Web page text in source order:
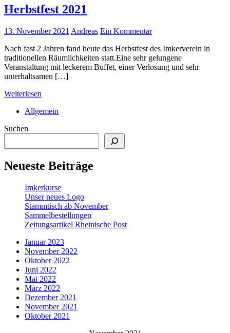
Herbstfest 2021
13. November 2021 Andreas Ein Kommentar
Nach fast 2 Jahren fand heute das Herbstfest des Imkerverein in
traditionellen Räumlichkeiten statt.Eine sehr gelungene
Veranstaltung mit leckerem Buffet, einer Verlosung und sehr
unterhaltsamen […]
Weiterlesen
Allgemein
Suchen
Neueste Beiträge
Imkerkurse
Unser neues Logo
Stammtisch ab November
Sammelbestellungen
Zeitungsartikel Rheinische Post
Januar 2023
November 2022
Oktober 2022
Juni 2022
Mai 2022
März 2022
Dezember 2021
November 2021
Oktober 2021